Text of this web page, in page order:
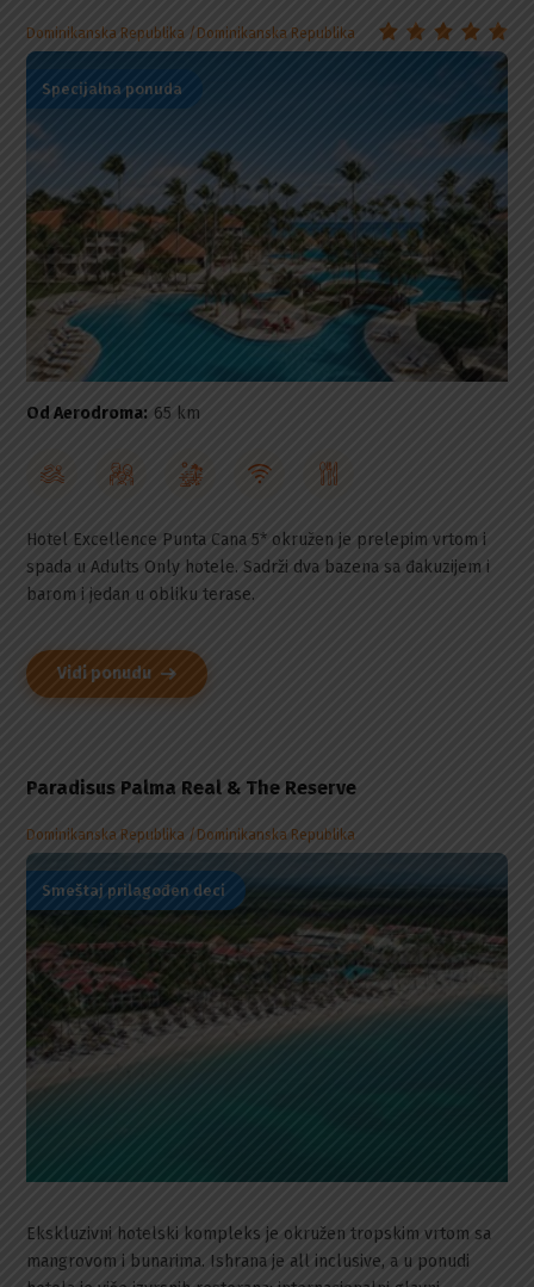
Dominikanska Republika Dominikanska Republika
Specijalna ponuda
Od Aerodroma: 65 km
Hotel Excellence Punta Cana 5* okružen je prelepim vrtom i
spada u Adults Only hotele. Sadrži dva bazena sa đakuzijem i
barom i jedan u obliku terase.
Vidi ponudu
Paradisus Palma Real & The Reserve
Dominikanska Republika Dominikanska Republika
Smeštaj prilagođen deci
Ekskluzivni hotelski kompleks je okružen tropskim vrtom sa
mangrovom i bunarima. Ishrana je all inclusive, a u ponudi